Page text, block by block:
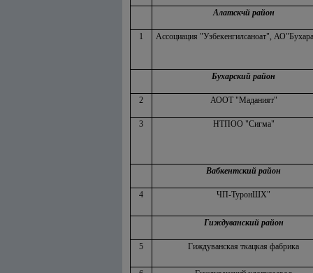
Алатскчй район
1 Ассоциация "Узбекенгилсаноат",
Бухарский район
2 АООТ "Маданият"
3 НТПОО "Сигма"
Вабкентский район
4 ЧП-ТуронШХ"
Гиждуванский район
5 Гиждуванская ткацкая фабрика